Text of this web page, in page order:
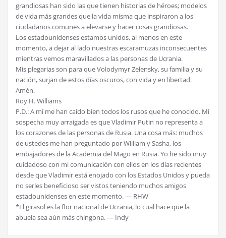
grandiosas han sido las que tienen historias de héroes; modelos
de vida más grandes que la vida misma que inspiraron a los
ciudadanos comunes a elevarse y hacer cosas grandiosas.
Los estadounidenses estamos unidos, al menos en este
momento, a dejar al lado nuestras escaramuzas inconsecuentes
mientras vemos maravillados a las personas de Ucrania.
Mis plegarias son para que Volodymyr Zelensky, su familia y su
nación, surjan de estos días oscuros, con vida y en libertad.
Amén.
Roy H. Williams
P.D.: A mí me han caído bien todos los rusos que he conocido. Mi
sospecha muy arraigada es que Vladimir Putin no representa a
los corazones de las personas de Rusia. Una cosa más: muchos
de ustedes me han preguntado por William y Sasha, los
embajadores de la Academia del Mago en Rusia. Yo he sido muy
cuidadoso con mi comunicación con ellos en los días recientes
desde que Vladimir está enojado con los Estados Unidos y pueda
no serles beneficioso ser vistos teniendo muchos amigos
estadounidenses en este momento. — RHW
*El girasol es la flor nacional de Ucrania, lo cual hace que la
abuela sea aún más chingona. — Indy